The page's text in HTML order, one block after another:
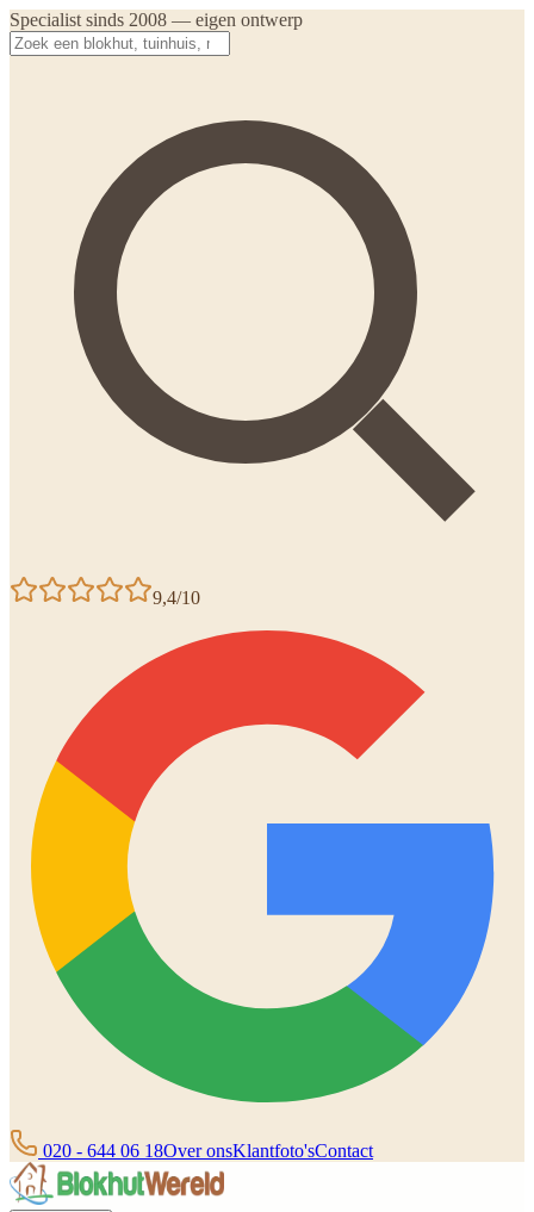
Specialist sinds 2008 — eigen ontwerp
9,4/10
020 - 644 06 18Over onsKlantfoto'sContact